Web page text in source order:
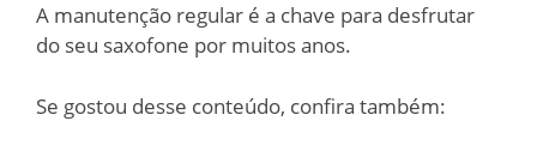
A manutenção regular é a chave para desfrutar
do seu saxofone por muitos anos.
Se gostou desse conteúdo, confira também: